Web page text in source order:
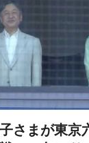
さまが東京